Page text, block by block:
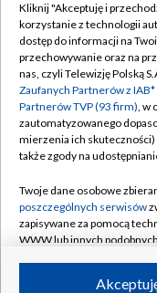
Abonament TVP
Emisja w TVP
Centrum informacji
Naziemna
Rada Programowa
System NOS
Informacje o
Kliknij "Akceptuję i
korzystanie z technologii
dostęp do informacji na
przechowywanie oraz na
nas, czyli Telewizję Polską
Zaufanych Partnerów z
Partnerów TVP (93 firm), w
zautomatyzowanego
mierzenia ich skuteczności)
także zgody na
Twoje dane osobowe
poszczególnych serwisów
zapisywane za pomocą
WWW lub innych
ruchu w Internecie.